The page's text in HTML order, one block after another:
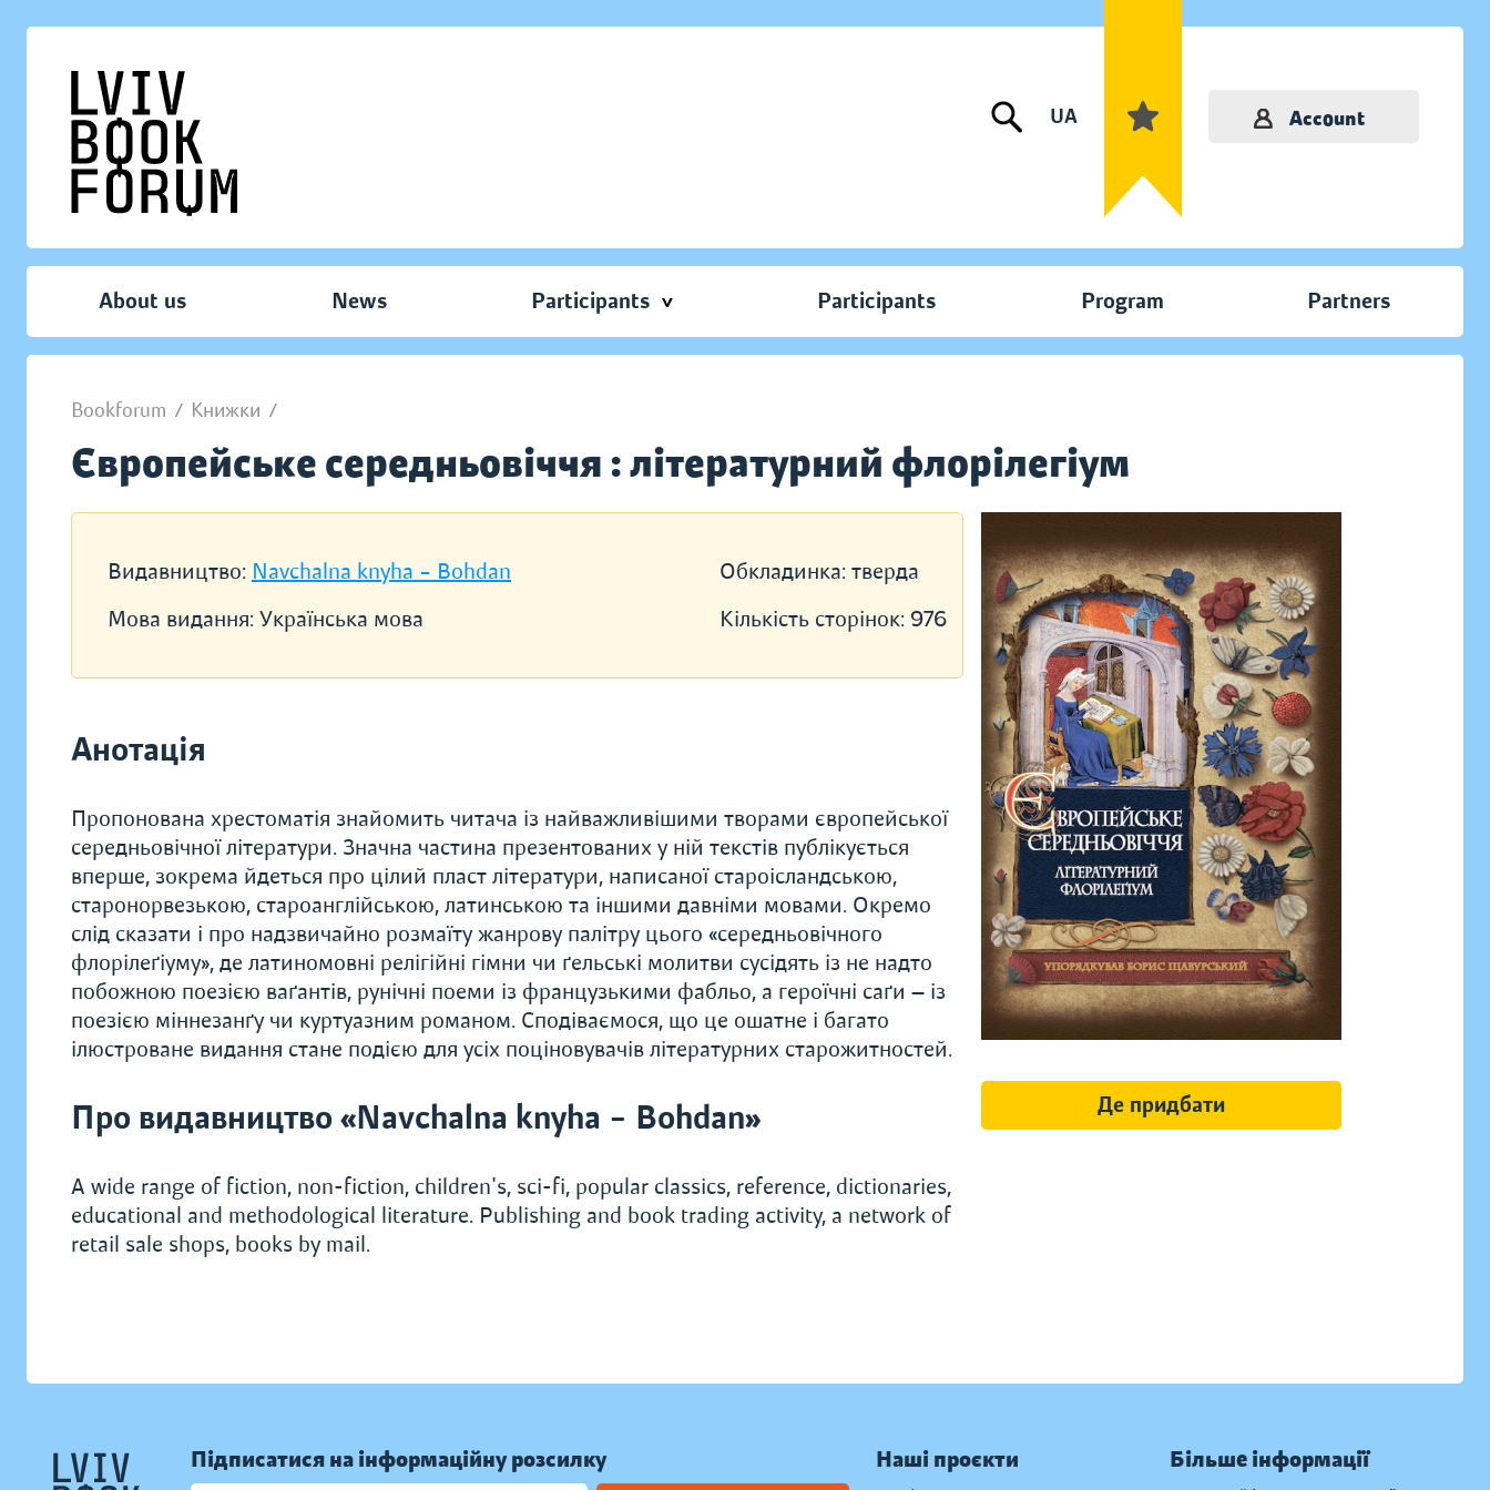
UA Account
About us News Participants Participants Program Partners
Bookforum / Книжки /
Європейське середньовіччя : літературний флорілегіум
Видавництво: Navchalna knyha – Bohdan
Мова видання: Українська мова
Обкладинка: тверда
Кількість сторінок: 976
Анотація
Пропонована хрестоматія знайомить читача із найважливішими творами європейської
середньовічної літератури. Значна частина презентованих у ній текстів публікується
вперше, зокрема йдеться про цілий пласт літератури, написаної староісландською,
старонорвезькою, староанглійською, латинською та іншими давніми мовами. Окремо
слід сказати і про надзвичайно розмаїту жанрову палітру цього «середньовічного
флорілеґіуму», де латиномовні релігійні гімни чи ґельські молитви сусідять із не надто
побожною поезією ваґантів, рунічні поеми із французькими фабльо, а героїчні саґи — із
поезією міннезанґу чи куртуазним романом. Сподіваємося, що це ошатне і багато
ілюстроване видання стане подією для усіх поціновувачів літературних старожитностей.
Про видавництво «Navchalna knyha – Bohdan»
A wide range of fiction, non-fiction, children's, sci-fi, popular classics, reference, dictionaries,
educational and methodological literature. Publishing and book trading activity, a network of
retail sale shops, books by mail.
Де придбати
Підписатися на інформаційну розсилку Наші проєкти Більше інформації